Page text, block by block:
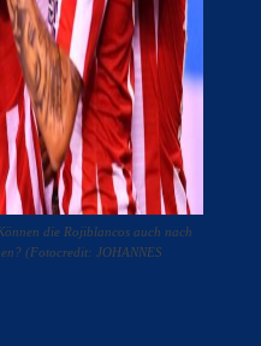
die Rojiblancos auch nach
(Fotocredit: JOHANNES